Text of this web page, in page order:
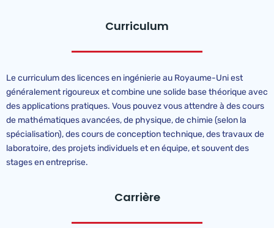
Curriculum
Le curriculum des licences en ingénierie au Royaume-Uni est
généralement rigoureux et combine une solide base théorique avec
des applications pratiques. Vous pouvez vous attendre à des cours
de mathématiques avancées, de physique, de chimie (selon la
spécialisation), des cours de conception technique, des travaux de
laboratoire, des projets individuels et en équipe, et souvent des
stages en entreprise.
Carrière